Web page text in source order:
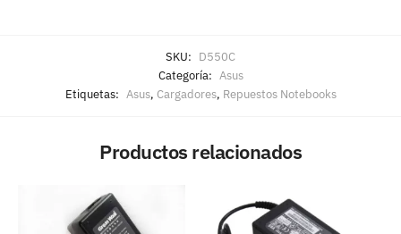
SKU: D550C
Categoría: Asus
Etiquetas: Asus, Cargadores, Repuestos Notebooks
Productos relacionados